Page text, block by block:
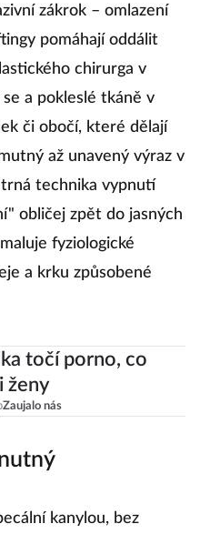
zákrok – omlazení
pomáhají oddálit
chirurga v
a pokleslé tkáně v
či obočí, které dělají
až unavený výraz v
technika vypnutí
obličej zpět do jasných
fyziologické
a krku způsobené
točí porno, co
ženy
Zaujalo nás
kanylou, bez